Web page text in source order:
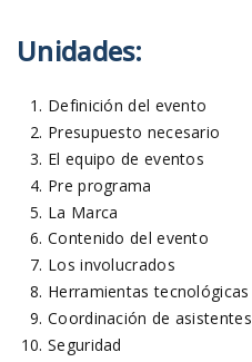
Unidades:
Definición del evento
Presupuesto necesario
El equipo de eventos
Pre programa
La Marca
Contenido del evento
Los involucrados
Herramientas tecnológicas
Coordinación de asistentes
Seguridad